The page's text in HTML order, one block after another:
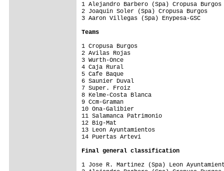
1 Alejandro Barbero (Spa) Cropusa
2 Joaquin Soler (Spa) Cropusa
3 Aaron Villegas (Spa) Enypesa-
Teams
1 Cropusa Burgos
2 Avilas Rojas
3 Wurth-Once
4 Caja Rural
5 Cafe Baque
6 Saunier Duval
7 Super. Froiz
8 Kelme-Costa Blanca
9 Ccm-Graman
10 Ona-Galibier
11 Salamanca Patrimonio
12 Big-Mat
13 Leon Ayuntamientos
14 Puertas Artevi
Final general classification
1 Jose R. Martinez (Spa) Leon